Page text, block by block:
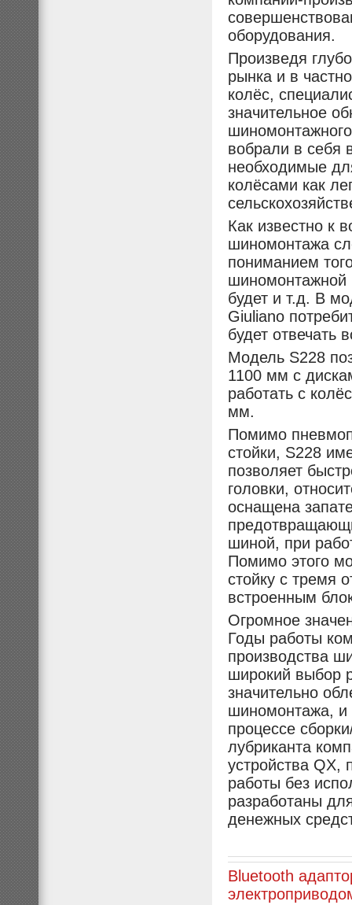
оборудования.
Произведя
рынка и в
колёс,
значительное
вобрали в себя
необходимые
колёсами как
Как известно к
шиномонтажа
пониманием
шиномонтажной
будет и т.д. В
Giuliano
будет отвечать
Модель S228
1100 мм с
работать с
мм.
Помимо
стойки, S228
позволяет
головки,
оснащена
шиной, при
Помимо этого
стойку с тремя
встроенным
Огромное
Годы работы
производства
широкий выбор
значительно
шиномонтажа,
процессе
лубриканта
устройства
работы без
разработаны
денежных
Bluetooth